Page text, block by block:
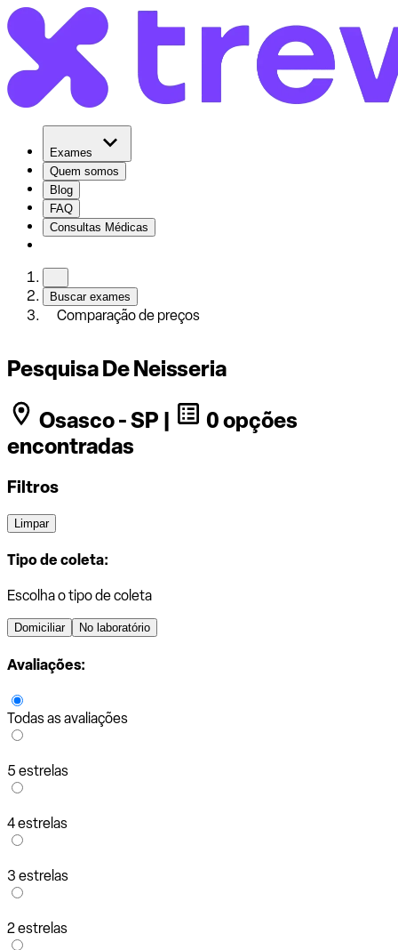
Exames
Quem somos
Blog
FAQ
Consultas Médicas
Buscar exames
Comparação de preços
Pesquisa De Neisseria
Osasco - SP |
0 opções
encontradas
Filtros
Limpar
Tipo de coleta:
Escolha o tipo de coleta
Domiciliar No laboratório
Avaliações:
Todas as avaliações
5 estrelas
4 estrelas
3 estrelas
2 estrelas